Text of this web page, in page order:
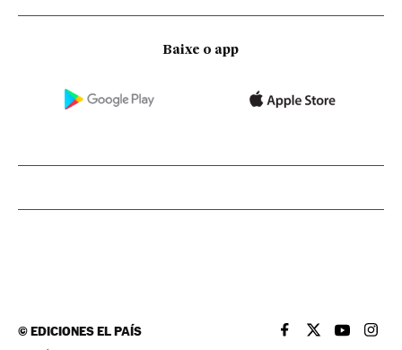
Baixe o app
©EDICIONES EL PAÍS EL PAÍS BRASIL EN
EL PAÍSEL PAÍS
EL